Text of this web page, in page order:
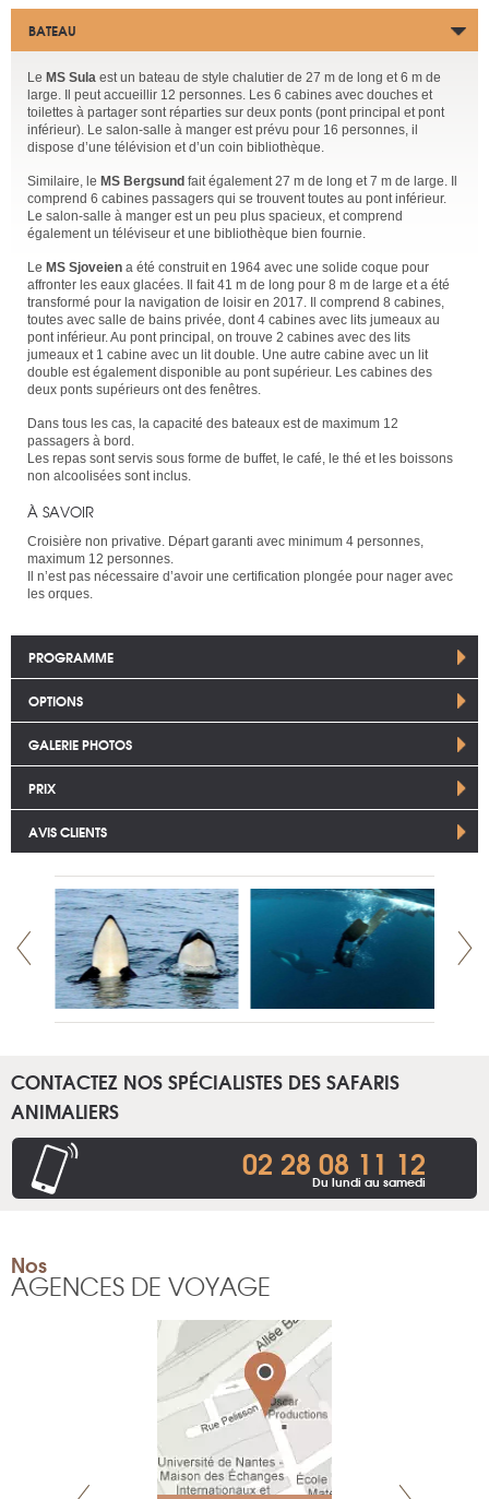
BATEAU
Le MS Sula est un bateau de style chalutier de 27 m de long et 6 m de
large. Il peut accueillir 12 personnes. Les 6 cabines avec douches et
toilettes à partager sont réparties sur deux ponts (pont principal et pont
inférieur). Le salon-salle à manger est prévu pour 16 personnes, il
dispose d’une télévision et d’un coin bibliothèque.
Similaire, le MS Bergsund fait également 27 m de long et 7 m de large. Il
comprend 6 cabines passagers qui se trouvent toutes au pont inférieur.
Le salon-salle à manger est un peu plus spacieux, et comprend
également un téléviseur et une bibliothèque bien fournie.
Le MS Sjoveien a été construit en 1964 avec une solide coque pour
affronter les eaux glacées. Il fait 41 m de long pour 8 m de large et a été
transformé pour la navigation de loisir en 2017. Il comprend 8 cabines,
toutes avec salle de bains privée, dont 4 cabines avec lits jumeaux au
pont inférieur. Au pont principal, on trouve 2 cabines avec des lits
jumeaux et 1 cabine avec un lit double. Une autre cabine avec un lit
double est également disponible au pont supérieur. Les cabines des
deux ponts supérieurs ont des fenêtres.
Dans tous les cas, la capacité des bateaux est de maximum 12
passagers à bord.
Les repas sont servis sous forme de buffet, le café, le thé et les boissons
non alcoolisées sont inclus.
À SAVOIR
Croisière non privative. Départ garanti avec minimum 4 personnes,
maximum 12 personnes.
Il n’est pas nécessaire d’avoir une certification plongée pour nager avec
les orques.
PROGRAMME
OPTIONS
GALERIE PHOTOS
PRIX
AVIS CLIENTS
CONTACTEZ NOS SPÉCIALISTES DES SAFARIS
ANIMALIERS
02 28 08 11 12
Du lundi au samedi
Nos
AGENCES DE VOYAGE